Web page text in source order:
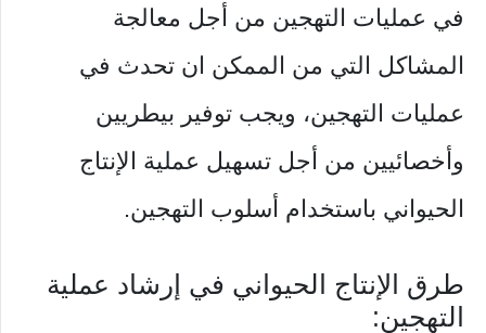
في عمليات التهجين من أجل معالجة
المشاكل التي من الممكن ان تحدث في
عمليات التهجين، ويجب توفير بيطريين
وأخصائيين من أجل تسهيل عملية الإنتاج
الحيواني باستخدام أسلوب التهجين.
طرق الإنتاج الحيواني في إرشاد عملية
التهجين: